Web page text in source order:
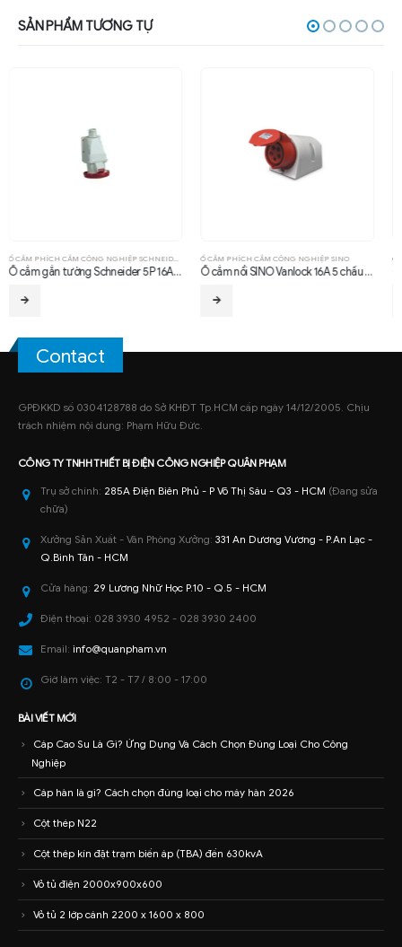
SẢN PHẨM TƯƠNG TỰ
Ổ CẮM PHÍCH CẮM CÔNG NGHIỆP SINO
Ổ cắm âm thẳng Schneider 3P 16A 6H IP67
Contact
GPĐKKD số 0304128788 do Sở KHĐT Tp.HCM cấp ngày 14/12/2005. Chịu
trách nhiệm nội dung: Phạm Hữu Đức.
CÔNG TY TNHHTHIẾT BỊ ĐIỆN CÔNG NGHIỆPQUÂN PHẠM
Trụ sở chính: 285A Điện Biên Phủ - P Võ Thị Sáu - Q3 - HCM (Đang sửa
chữa)
Xưởng Sản Xuất - Văn Phòng Xưởng: 331 An Dương Vương - P.An Lạc -
Q.Bình Tân - HCM
Cửa hàng: 29 Lương Nhữ Học P.10 - Q.5 - HCM
Điện thoại: 028 3930 4952 - 028 3930 2400
Email: info@quanpham.vn
Giờ làm việc: T2 - T7 / 8:00 - 17:00
BÀI VIẾT MỚI
Cáp Cao Su Là Gì? Ứng Dụng Và Cách Chọn Đúng Loại Cho Công
Nghiệp
Cáp hàn là gì? Cách chọn đúng loại cho máy hàn 2026
Cột thép N22
Cột thép kín đặt trạm biến áp (TBA) đến 630kvA
Vỏ tủ điện 2000x900x600
Vỏ tủ 2 lớp cánh 2200 x 1600 x 800